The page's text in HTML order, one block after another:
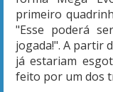
primeiro
"Esse poderá
jogada!". A partir
já estariam
feito por um dos